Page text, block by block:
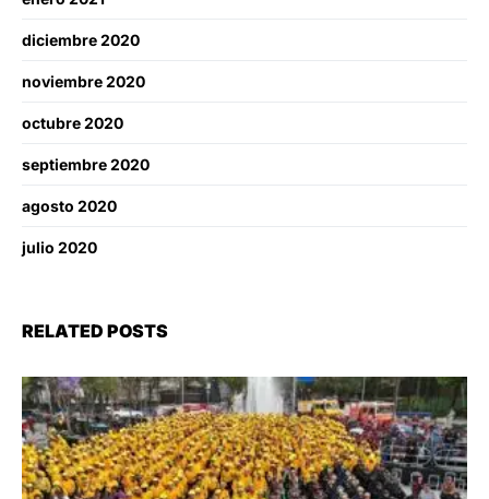
diciembre 2020
noviembre 2020
octubre 2020
septiembre 2020
agosto 2020
julio 2020
RELATED POSTS